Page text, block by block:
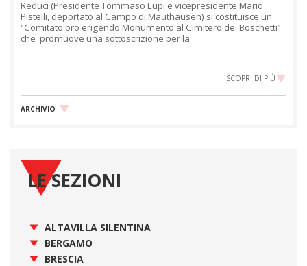
Reduci (Presidente Tommaso Lupi e vicepresidente Mario
Pistelli, deportato al Campo di Mauthausen) si costituisce un
“Comitato pro erigendo Monumento al Cimitero dei Boschetti”
che promuove una sottoscrizione per la
SCOPRI DI PIÙ
ARCHIVIO
LE SEZIONI
ALTAVILLA SILENTINA
BERGAMO
BRESCIA